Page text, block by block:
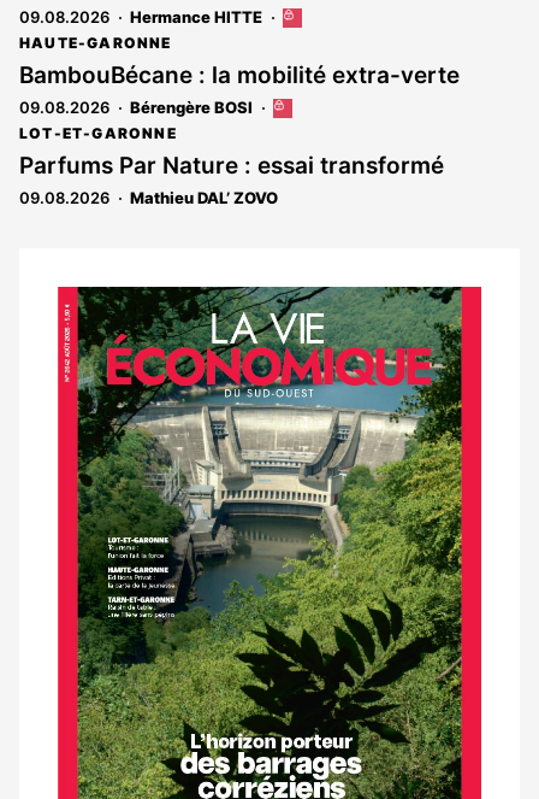
09.08.2026 Hermance HITTE
Cet
est
réservé
aux
HAUTE-GARONNE
BambouBécane : la mobilité extra-verte
09.08.2026 Bérengère BOSI
Cet
réservé
aux
LOT-ET-GARONNE
Parfums Par Nature : essai transformé
09.08.2026 Mathieu DAL’ ZOVO
Notre
dernier
magazine